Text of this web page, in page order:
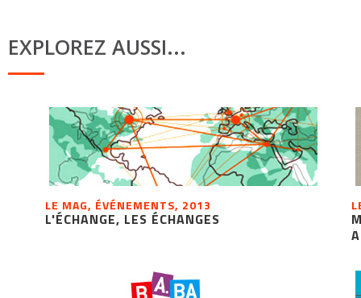
EXPLOREZ AUSSI...
LE MAG, ÉVÉNEMENTS, 2013
L'ÉCHANGE, LES ÉCHANGES